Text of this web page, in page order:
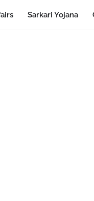
Sarkari Yojana